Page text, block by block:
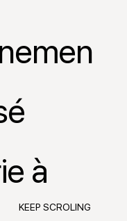
à
KEEP SCROLING